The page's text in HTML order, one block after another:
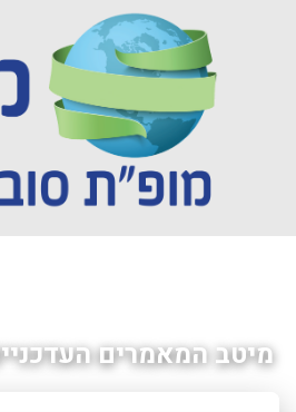
מיטב המאמרים